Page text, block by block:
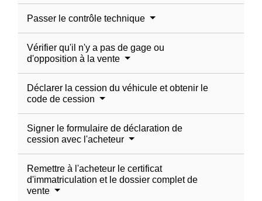
Passer le contrôle technique
Vérifier qu'il n'y a pas de gage ou
d'opposition à la vente
Déclarer la cession du véhicule et obtenir le
code de cession
Signer le formulaire de déclaration de
cession avec l'acheteur
Remettre à l'acheteur le certificat
d'immatriculation et le dossier complet de
vente